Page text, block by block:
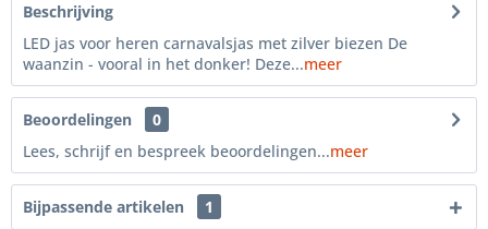
Beschrijving
LED jas voor heren carnavalsjas met zilver biezen De
waanzin - vooral in het donker! Deze...meer
Beoordelingen
0
Lees, schrijf en bespreek beoordelingen...meer
Bijpassende artikelen 1